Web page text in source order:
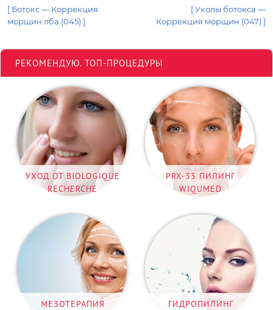
[ Ботокс — Коррекция
морщин лба (045) ]
[ Уколы ботокса —
Коррекция морщин (047) ]
РЕКОМЕНДУЮ. ТОП-ПРОЦЕДУРЫ
УХОД ОТ BIOLOGIQUE
RECHERCHE
PRX-33 ПИЛИНГ
WIQUMED
МЕЗОТЕРАПИЯ
ГИДРОПИЛИНГ